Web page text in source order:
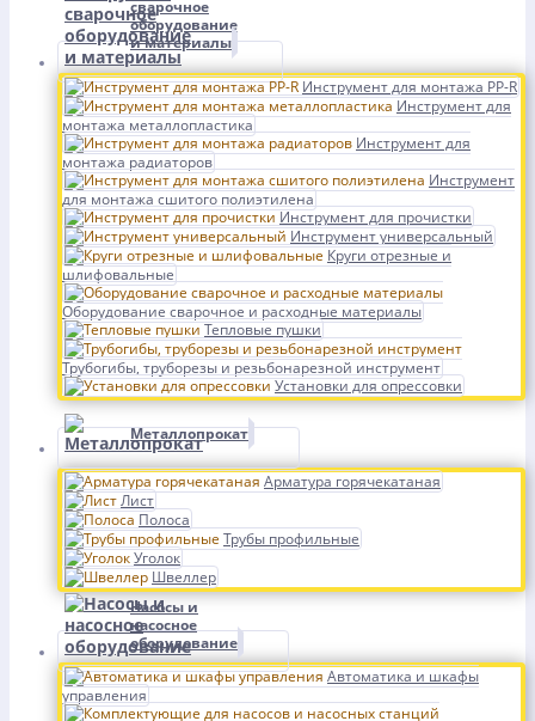
сварочное
оборудование
и материалы
Инструмент для монтажа PP-R
Инструмент для
монтажа металлопластика
Инструмент для
монтажа радиаторов
Инструмент
для монтажа сшитого полиэтилена
Инструмент для прочистки
Инструмент универсальный
Круги отрезные и
шлифовальные
Оборудование сварочное и расходные материалы
Тепловые пушки
Трубогибы, труборезы и резьбонарезной инструмент
Установки для опрессовки
Металлопрокат
Арматура горячекатаная
Лист
Полоса
Трубы профильные
Уголок
Швеллер
Насосы и
насосное
оборудование
Автоматика и шкафы
управления